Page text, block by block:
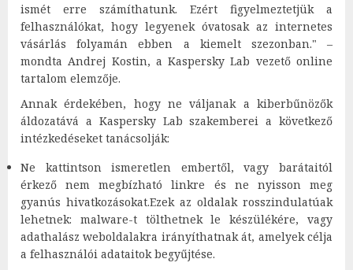
ismét erre számíthatunk. Ezért figyelmeztetjük a
felhasználókat, hogy legyenek óvatosak az internetes
vásárlás folyamán ebben a kiemelt szezonban." –
mondta Andrej Kostin, a Kaspersky Lab vezető online
tartalom elemzője.
Annak érdekében, hogy ne váljanak a kiberbűnözők
áldozatává a Kaspersky Lab szakemberei a következő
intézkedéseket tanácsolják:
Ne kattintson ismeretlen embertől, vagy barátaitól
érkező nem megbízható linkre és ne nyisson meg
gyanús hivatkozásokat.Ezek az oldalak rosszindulatúak
lehetnek: malware-t tölthetnek le készülékére, vagy
adathalász weboldalakra irányíthatnak át, amelyek célja
a felhasználói adataitok begyűjtése.